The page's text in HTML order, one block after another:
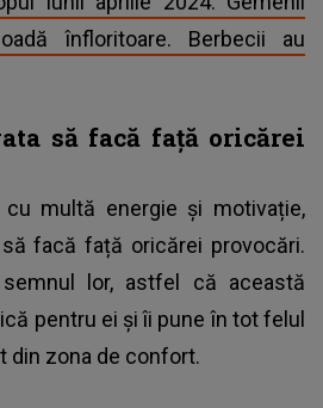
înfloritoare. Berbecii au
să facă față oricărei
multă energie și motivație,
facă față oricărei provocări.
lor, astfel că această
pentru ei și îi pune în tot felul
din zona de confort.